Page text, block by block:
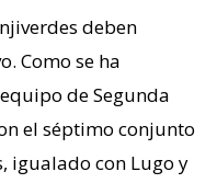
deben
Como se ha
de Segunda
el séptimo conjunto
igualado con Lugo y